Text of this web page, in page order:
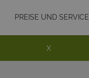
PREISE UND SERVICE
X